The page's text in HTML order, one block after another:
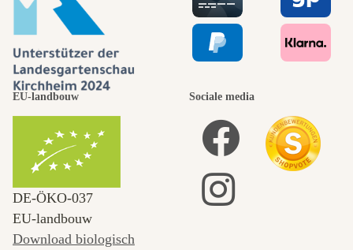
EU-landbouw
DE‑ÖKO‑037
EU-landbouw
Download biologisch
Sociale media